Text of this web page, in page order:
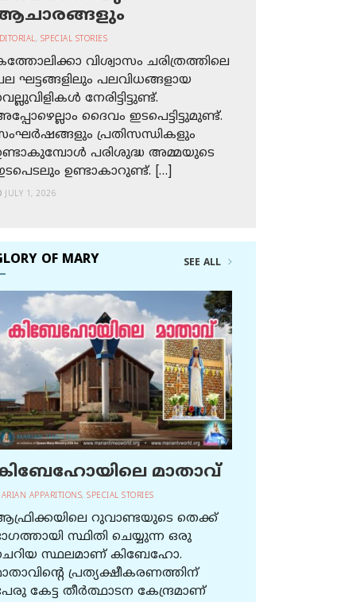
, SPECIAL STORIES
വിശ്വാസം ചരിത്രത്തിലെ
ഘട്ടങ്ങളിലും പലവിധങ്ങളായ
നേരിട്ടിട്ടുണ്ട്.
ദൈവം ഇടപെട്ടിട്ടുമുണ്ട്.
പ്രതിസന്ധികളും
പരിശുദ്ധ അമ്മയുടെ
ഉണ്ടാകാറുണ്ട്. […]
JULY 1, 2026
OF MARY SEE ALL
മാതാവ്‌
APPARITIONS, SPECIAL STORIES
റുവാണ്ടയുടെ തെക്ക്
സ്ഥിതി ചെയ്യുന്ന ഒരു
സ്ഥലമാണ് കിബേഹോ.
പ്രത്യക്ഷീകരണത്തിന്
കേട്ട തീര്‍ത്ഥാടന കേന്ദ്രമാണ്